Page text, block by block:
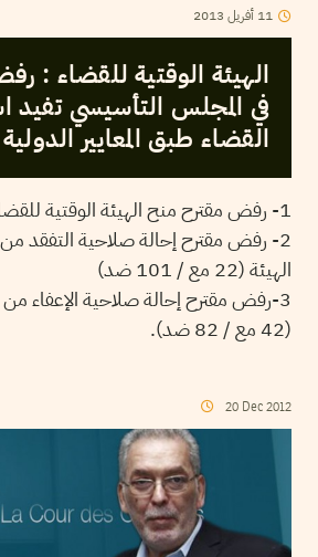
11 أفريل 2013
الهيئة الوقتية للقضاء :
في المجلس التأسيسي تفيد
القضاء طبق المعايير الدولية
1- رفض مقترح منح الهيئة الوقتية للقضاء الشخصية المعنوية
2- رفض مقترح إحالة صلاحية التفقد من
الهيئة (22 مع / 101 ضد)
3-رفض مقترح إحالة صلاحية الإعفاء من
(42 مع / 82 ضد).
20 Dec 2012